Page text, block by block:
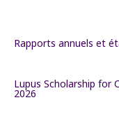
Rapports annuels et
Lupus Scholarship for
2026